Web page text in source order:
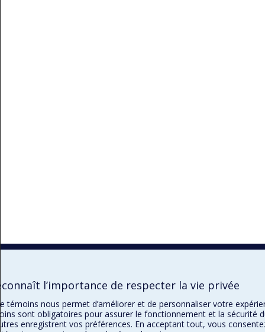
l’importance de respecter la vie privée
témoins nous permet d’améliorer et de personnaliser votre
sont obligatoires pour assurer le fonctionnement et la sécurité
enregistrent vos préférences. En acceptant tout, vous